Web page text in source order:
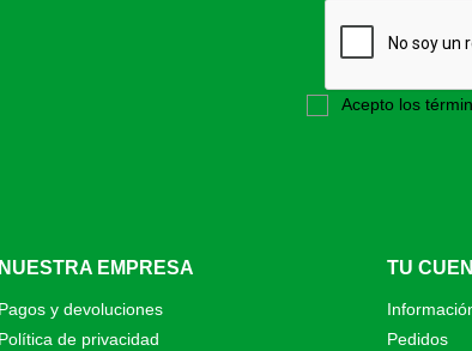
Acepto los
NUESTRA EMPRESA
Pagos y devoluciones
Política de privacidad
TU
Pedidos